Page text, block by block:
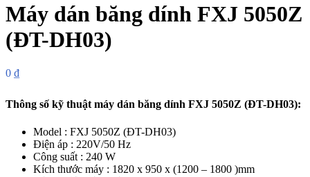
Máy dán băng dính FXJ 5050Z
(ĐT-DH03)
0 ₫
Thông số kỹ thuật máy dán băng dính FXJ 5050Z (ĐT-DH03):
Model : FXJ 5050Z (ĐT-DH03)
Điện áp : 220V/50 Hz
Công suất : 240 W
Kích thước máy : 1820 x 950 x (1200 – 1800 )mm